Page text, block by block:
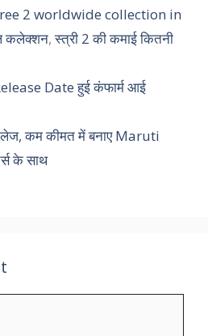
2 worldwide collection in
कलेक्शन,स्त्री 2 की कमाई कितनी
Date हुई कंफार्म आई
कम कीमत में बनाए Maruti
के साथ